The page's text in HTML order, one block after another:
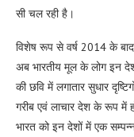
सी चल रही है।
विशेष रूप से वर्ष 2014 के
अब भारतीय मूल के लोग इन
की छवि में लगातार सुधार
गरीब एवं लाचार देश के रूप में
भारत को इन देशों में एक